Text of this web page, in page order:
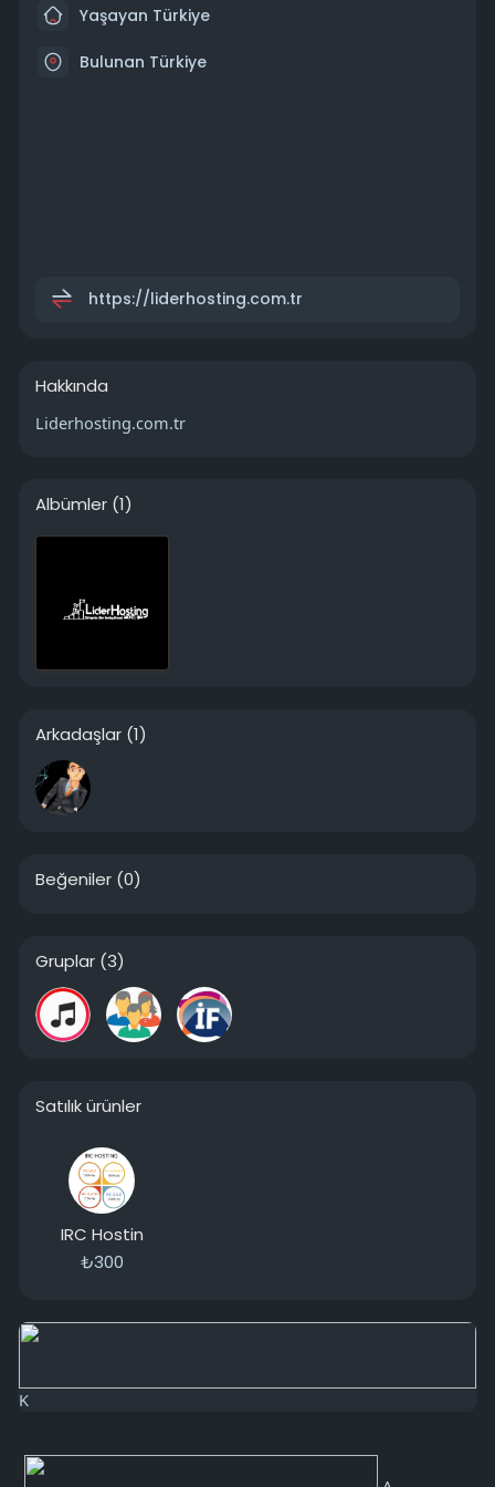
Yaşayan Türkiye
Bulunan Türkiye
https://liderhosting.com.tr
Hakkında
Liderhosting.com.tr
Albümler (1)
Arkadaşlar (1)
Beğeniler (0)
Gruplar (3)
Satılık ürünler
IRC Hostin
₺300
K